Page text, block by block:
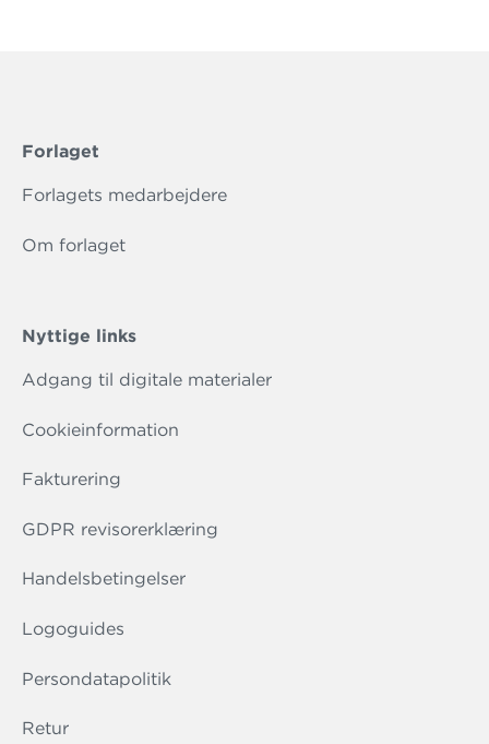
Forlaget
Forlagets medarbejdere
Om forlaget
Nyttige links
Adgang til digitale materialer
Cookieinformation
Fakturering
GDPR revisorerklæring
Handelsbetingelser
Logoguides
Persondatapolitik
Retur